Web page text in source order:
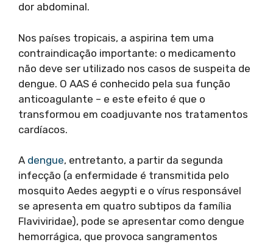
dor abdominal.
Nos países tropicais, a aspirina tem uma
contraindicação importante: o medicamento
não deve ser utilizado nos casos de suspeita de
dengue. O AAS é conhecido pela sua função
anticoagulante – e este efeito é que o
transformou em coadjuvante nos tratamentos
cardíacos.
A dengue, entretanto, a partir da segunda
infecção (a enfermidade é transmitida pelo
mosquito Aedes aegypti e o vírus responsável
se apresenta em quatro subtipos da família
Flaviviridae), pode se apresentar como dengue
hemorrágica, que provoca sangramentos